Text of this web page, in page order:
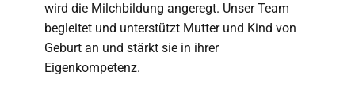
wird die Milchbildung angeregt. Unser Team
begleitet und unterstützt Mutter und Kind von
Geburt an und stärkt sie in ihrer
Eigenkompetenz.